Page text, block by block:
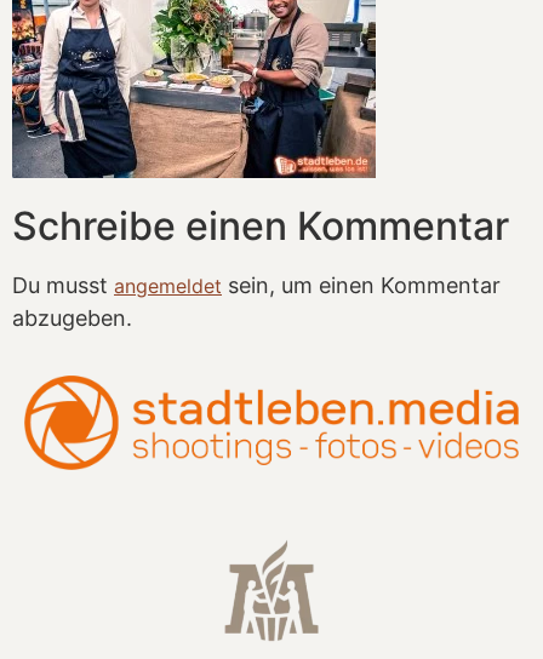
Schreibe einen Kommentar
Du musst angemeldet sein, um einen Kommentar
abzugeben.